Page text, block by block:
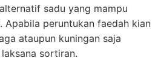
sadu yang mampu
Apabila peruntukan faedah kian
ataupun kuningan saja
sortiran.